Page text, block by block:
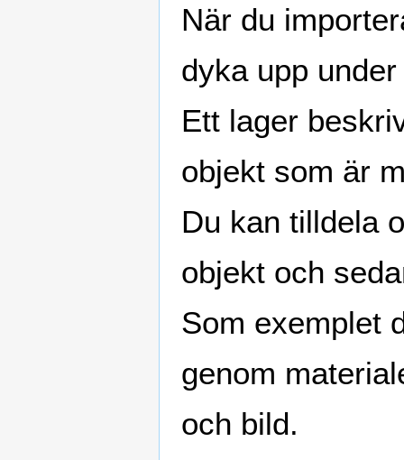
När du
dyka upp
Ett lager
objekt som är
Du kan tilldela
objekt och
Som exemplet
genom
och bild.